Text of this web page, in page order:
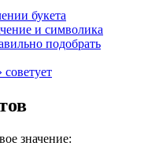
букета
и символика
подобрать
значение: